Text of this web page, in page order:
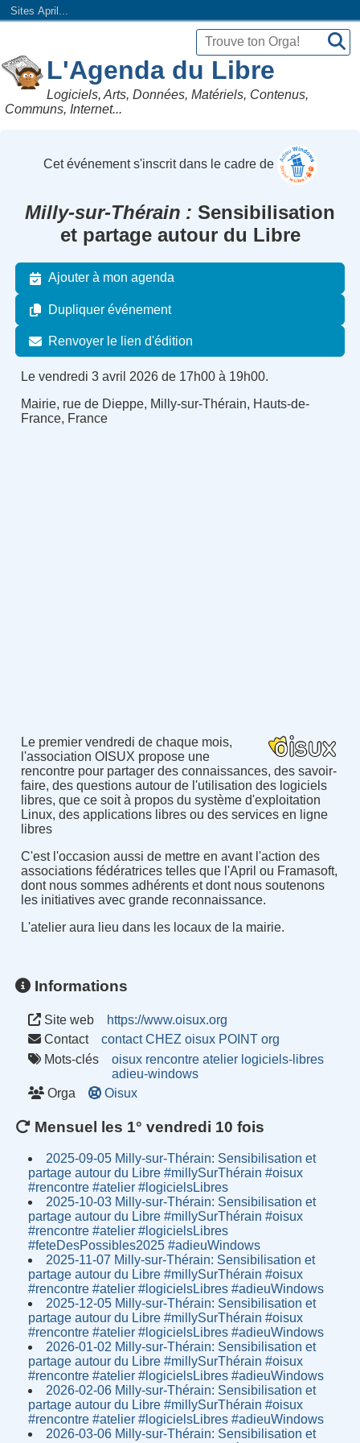
Sites April...
L'Agenda du Libre
Logiciels, Arts, Données, Matériels, Contenus,
Communs, Internet...
Cet événement s'inscrit dans le cadre de
Milly-sur-Thérain
Sensibilisation
et partage autour du Libre
Ajouter à mon agenda
Dupliquer événement
Renvoyer le lien d'édition
Le vendredi 3 avril 2026 de 17h00 à 19h00.
Mairie, rue de Dieppe, Milly-sur-Thérain, Hauts-de-
France, France
Le premier vendredi de chaque mois,
l'association OISUX propose une
rencontre pour partager des connaissances, des savoir-
faire, des questions autour de l'utilisation des logiciels
libres, que ce soit à propos du système d'exploitation
Linux, des applications libres ou des services en ligne
libres
C'est l'occasion aussi de mettre en avant l'action des
associations fédératrices telles que l'April ou Framasoft,
dont nous sommes adhérents et dont nous soutenons
les initiatives avec grande reconnaissance.
L'atelier aura lieu dans les locaux de la mairie.
Informations
Site web
https://www.oisux.org
Contact
contact CHEZ oisux POINT org
Mots-clés
oisux rencontre atelier logiciels-libres
adieu-windows
Orga
Oisux
Mensuel les 1° vendredi 10 fois
2025-09-05 Milly-sur-Thérain: Sensibilisation et
partage autour du Libre #millySurThérain #oisux
#rencontre #atelier #logicielsLibres
2025-10-03 Milly-sur-Thérain: Sensibilisation et
partage autour du Libre #millySurThérain #oisux
#rencontre #atelier #logicielsLibres
#feteDesPossibles2025 #adieuWindows
2025-11-07 Milly-sur-Thérain: Sensibilisation et
partage autour du Libre #millySurThérain #oisux
#rencontre #atelier #logicielsLibres #adieuWindows
2025-12-05 Milly-sur-Thérain: Sensibilisation et
partage autour du Libre #millySurThérain #oisux
#rencontre #atelier #logicielsLibres #adieuWindows
2026-01-02 Milly-sur-Thérain: Sensibilisation et
partage autour du Libre #millySurThérain #oisux
#rencontre #atelier #logicielsLibres #adieuWindows
2026-02-06 Milly-sur-Thérain: Sensibilisation et
partage autour du Libre #millySurThérain #oisux
#rencontre #atelier #logicielsLibres #adieuWindows
2026-03-06 Milly-sur-Thérain: Sensibilisation et